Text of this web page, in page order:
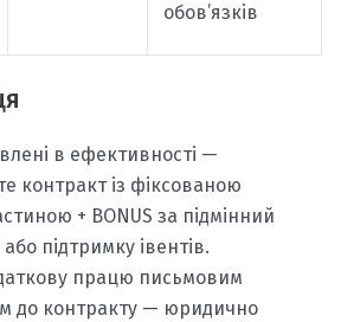
обов’язків
в ефективності —
контракт із фіксованою
+ BONUS за підмінний
підтримку івентів.
працю письмовим
до контракту — юридично